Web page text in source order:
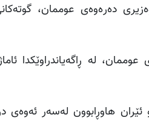
دەرەوەی عوممان،
لە ڕاگەیاندراوێکدا
هاوڕابوون لەسەر ئەوەی